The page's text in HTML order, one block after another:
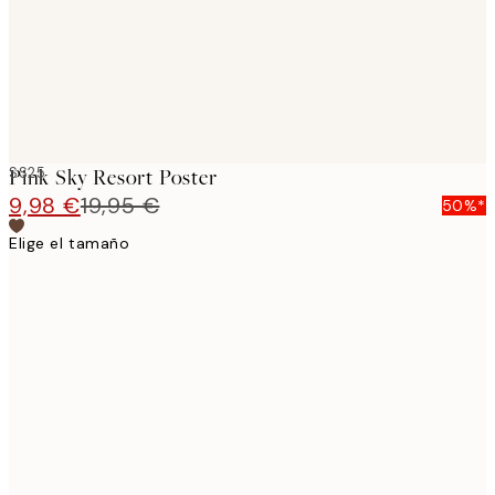
SS25
Pink Sky Resort Poster
9,98 €19,95 €
50%*
Elige el tamaño